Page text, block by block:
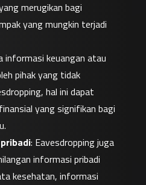
merugikan bagi
yang mungkin terjadi
informasi keuangan atau
pihak yang tidak
hal ini dapat
yang signifikan bagi
: Eavesdropping juga
informasi pribadi
kesehatan, informasi